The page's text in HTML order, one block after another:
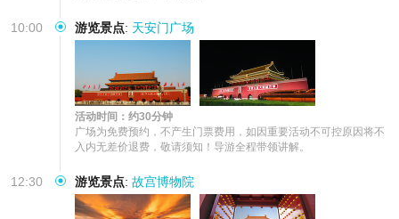
10:00 游览景点: 天安门广场
活动时间：约30分钟
广场为免费预约，不产生门票费用，如因重要活动不可控原因将不
入内无差价退费，敬请须知！导游全程带领讲解。
12:30 游览景点: 故宫博物院